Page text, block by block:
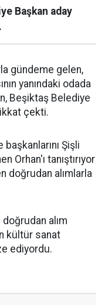
Başkan aday
gündeme gelen,
yanındaki odada
Beşiktaş Belediye
çekti.
Şişli
Orhan'ı tanıştırıyor
doğrudan alımlarla
alım
kültür sanat
ediyordu.